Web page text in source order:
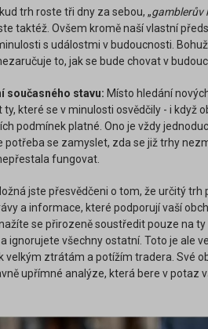
trh roste tři dny za sebou, „gamblerův
taktéž. Ovšem kromě naší vlastní
s událostmi v budoucnosti.
to, jak se bude chovat v
současného stavu: Místo hledání
které se v minulosti osvědčily - i když
podmínek platné. Ono je vždy
potřeba se zamyslet, zda se již trhy
fungovat.
jste přesvědčeni o tom, že určitý trh
a informace, které podporují vaší
se přirozeně soustředit pouze na
ignorujete všechny ostatní. Toto je ale
velkým ztrátám a potížím tradera. Své
upřímné analýze, která bere v potaz